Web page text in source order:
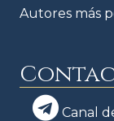
Autores más
Canal